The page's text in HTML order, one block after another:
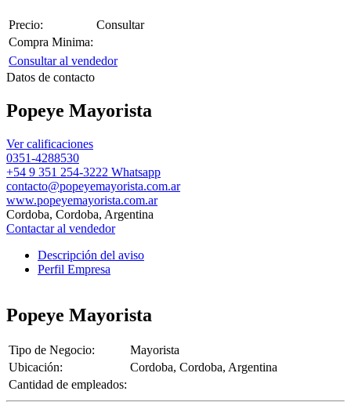
Precio:
Consultar
Compra Minima:
Consultar al vendedor
Datos de contacto
Popeye Mayorista
Ver calificaciones
0351-4288530
+54 9 351 254-3222 Whatsapp
contacto@popeyemayorista.com.ar
www.popeyemayorista.com.ar
Cordoba, Cordoba, Argentina
Contactar al vendedor
Descripción del aviso
Perfil Empresa
Popeye Mayorista
Tipo de Negocio:
Mayorista
Ubicación:
Cordoba, Cordoba, Argentina
Cantidad de empleados: